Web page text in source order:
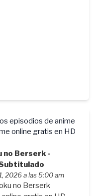
episodios de anime
online gratis en HD
no Berserk -
2026 a las 5:00 am
no Berserk